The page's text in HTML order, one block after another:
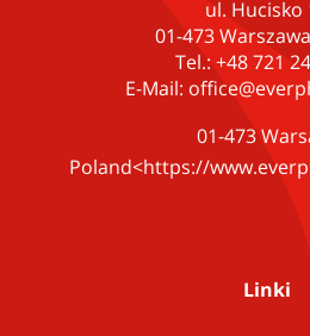
ul. Hucisko
01-473
Tel.: +48 721
E-Mail:
01-473
Poland<https://
Linki